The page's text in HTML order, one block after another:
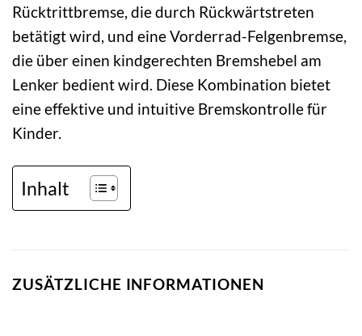
Rücktrittbremse, die durch Rückwärtstreten
betätigt wird, und eine Vorderrad-Felgenbremse,
die über einen kindgerechten Bremshebel am
Lenker bedient wird. Diese Kombination bietet
eine effektive und intuitive Bremskontrolle für
Kinder.
Inhalt
ZUSÄTZLICHE INFORMATIONEN